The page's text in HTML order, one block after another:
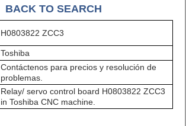
BACK TO SEARCH
H0803822 ZCC3
Toshiba
Contáctenos para precios y resolución de
problemas.
Relay/ servo control board H0803822 ZCC3
in Toshiba CNC machine.